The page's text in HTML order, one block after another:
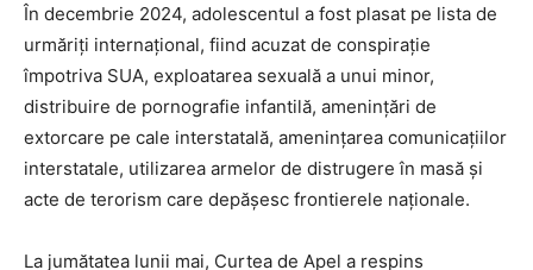
În decembrie 2024, adolescentul a fost plasat pe lista de
urmăriți internațional, fiind acuzat de conspirație
împotriva SUA, exploatarea sexuală a unui minor,
distribuire de pornografie infantilă, amenințări de
extorcare pe cale interstatală, amenințarea comunicațiilor
interstatale, utilizarea armelor de distrugere în masă și
acte de terorism care depășesc frontierele naționale.
La jumătatea lunii mai, Curtea de Apel a respins